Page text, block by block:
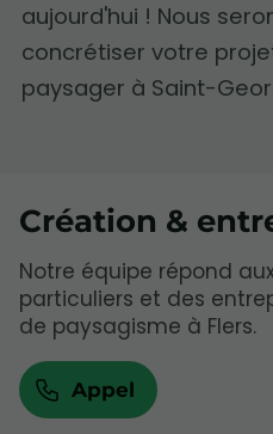
aujourd'hui ! Nous
concrétiser votre
paysager à Saint-
Création &
Notre équipe répond
particuliers et des
de paysagisme à Flers.
Appel